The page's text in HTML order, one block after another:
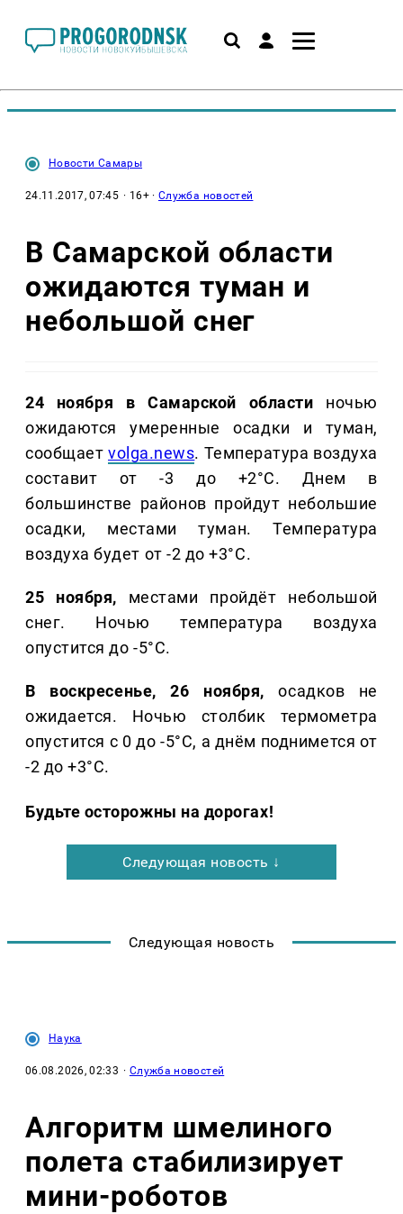
Новости Самары
24.11.2017, 07:45 · 16+ ·Служба новостей
В Самарской области
ожидаются туман и
небольшой снег
24 ноября в Самарской области ночью
ожидаются умеренные осадки и туман,
сообщает volga.news. Температура воздуха
составит от -3 до +2°C. Днем в
большинстве районов пройдут небольшие
осадки, местами туман. Температура
воздуха будет от -2 до +3°C.
25 ноября, местами пройдёт небольшой
снег. Ночью температура воздуха
опустится до -5°C.
В воскресенье, 26 ноября, осадков не
ожидается. Ночью столбик термометра
опустится с 0 до -5°C, а днём поднимется от
-2 до +3°C.
Будьте осторожны на дорогах!
Следующая новость ↓
Следующая новость
Наука
06.08.2026, 02:33 · Служба новостей
Алгоритм шмелиного
полета стабилизирует
мини-роботов